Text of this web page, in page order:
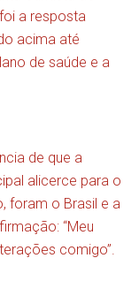
a resposta
acima até
de saúde e a
de que a
alicerce para o
foram o Brasil e a
“Meu
comigo”.